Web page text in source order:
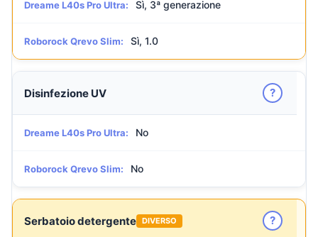
Dreame L40s Pro Ultra: Sì, 3ª generazione
Roborock Qrevo Slim: Sì, 1.0
Disinfezione UV ?
Dreame L40s Pro Ultra: No
Roborock Qrevo Slim: No
Serbatoio detergente DIVERSO ?